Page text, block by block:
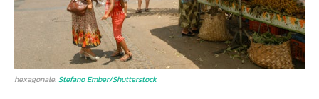
hexagonale.Stefano Ember/Shutterstock